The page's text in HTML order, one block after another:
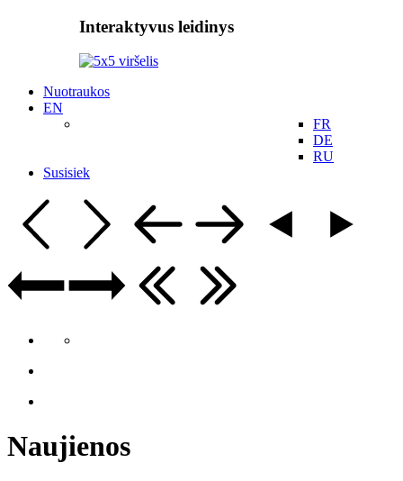
Interaktyvus leidinys
Nuotraukos
EN
FR
DE
RU
Susisiek
Naujienos